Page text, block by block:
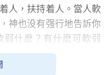
人，扶持着人。當人軟
神也没有强行地告訴你
弱什麽？有什麽可軟弱
極，活着幹什麽呀？死
？（不會。）那神有没